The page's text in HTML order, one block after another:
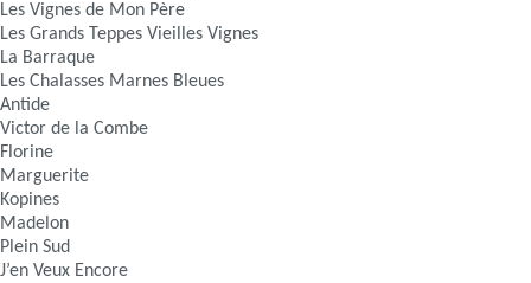
Les Vignes de Mon Père
Les Grands Teppes Vieilles Vignes
La Barraque
Les Chalasses Marnes Bleues
Antide
Victor de la Combe
Florine
Marguerite
Kopines
Madelon
Plein Sud
J’en Veux Encore